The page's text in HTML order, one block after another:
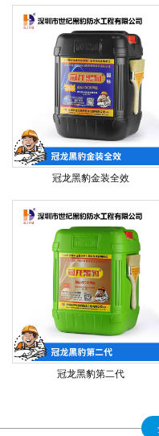
冠龙黑豹金装全效
冠龙黑豹第二代